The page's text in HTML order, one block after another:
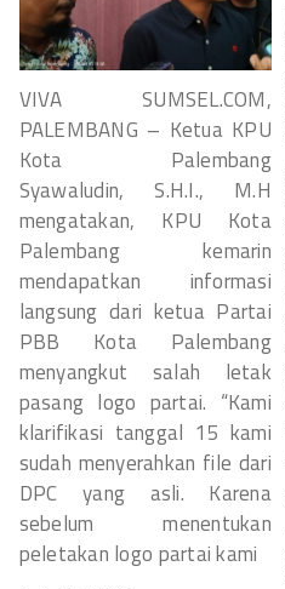
VIVA SUMSEL.COM,
PALEMBANG – Ketua KPU
Kota Palembang
Syawaludin, S.H.I., M.H
mengatakan, KPU Kota
Palembang kemarin
mendapatkan informasi
langsung dari ketua Partai
PBB Kota Palembang
menyangkut salah letak
pasang logo partai. “Kami
klarifikasi tanggal 15 kami
sudah menyerahkan file dari
DPC yang asli. Karena
sebelum menentukan
peletakan logo partai kami